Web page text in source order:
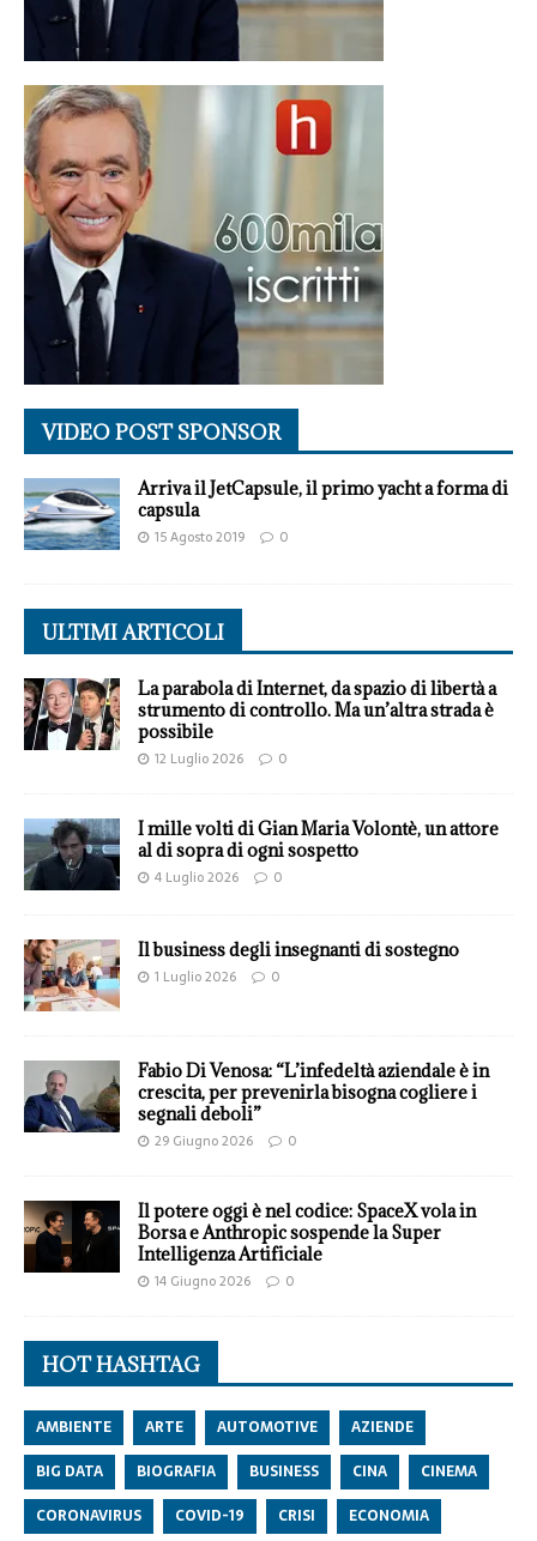
VIDEO POST SPONSOR
Arriva il JetCapsule, il primo yacht a forma di
capsula
15 Agosto 2019 0
ULTIMI ARTICOLI
La parabola di Internet, da spazio di libertà a
strumento di controllo. Ma un’altra strada è
possibile
12 Luglio 2026 0
I mille volti di Gian Maria Volontè, un attore
al di sopra di ogni sospetto
4 Luglio 2026 0
Il business degli insegnanti di sostegno
1 Luglio 2026 0
Fabio Di Venosa: “L’infedeltà aziendale è in
crescita, per prevenirla bisogna cogliere i
segnali deboli”
29 Giugno 2026 0
Il potere oggi è nel codice: SpaceX vola in
Borsa e Anthropic sospende la Super
Intelligenza Artificiale
14 Giugno 2026 0
HOT HASHTAG
AMBIENTE ARTE AUTOMOTIVE
AZIENDE
BIG DATA
BIOGRAFIA BUSINESS CINA
CINEMA
CORONAVIRUS
COVID-19 CRISI ECONOMIA